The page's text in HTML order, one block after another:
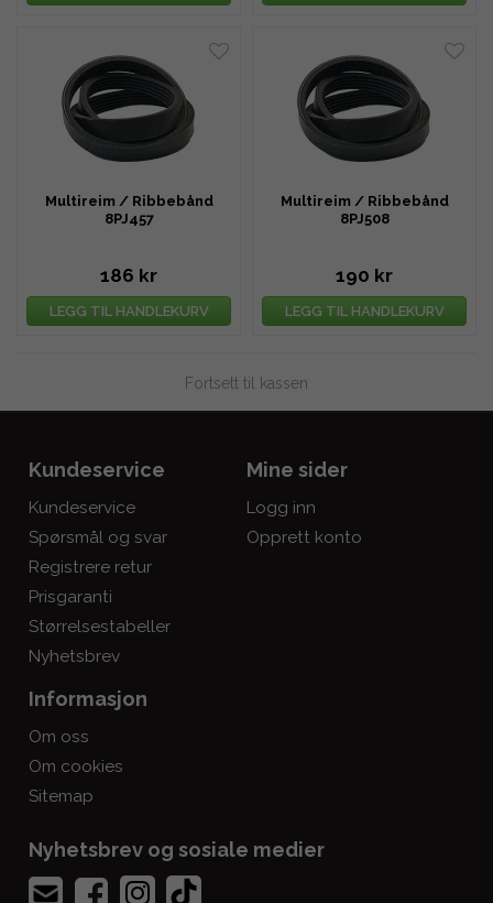
Multireim / Ribbebånd
8PJ457
186 kr
LEGG TIL HANDLEKURV
Multireim / Ribbebånd
8PJ508
190 kr
LEGG TIL HANDLEKURV
Fortsett til kassen
Kundeservice
Kundeservice
Spørsmål og svar
Registrere retur
Prisgaranti
Størrelsestabeller
Nyhetsbrev
Mine sider
Logg inn
Opprett konto
Informasjon
Om oss
Om cookies
Sitemap
Nyhetsbrev og sosiale medier